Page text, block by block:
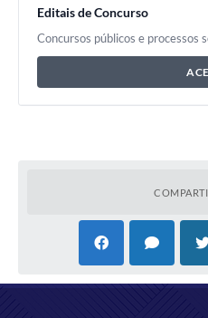
Editais de Concurso
Concursos públicos e processos